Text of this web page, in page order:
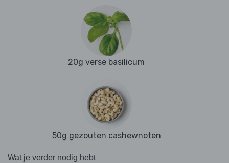
20g verse basilicum
50g gezouten cashewnoten
Wat je verder nodig hebt